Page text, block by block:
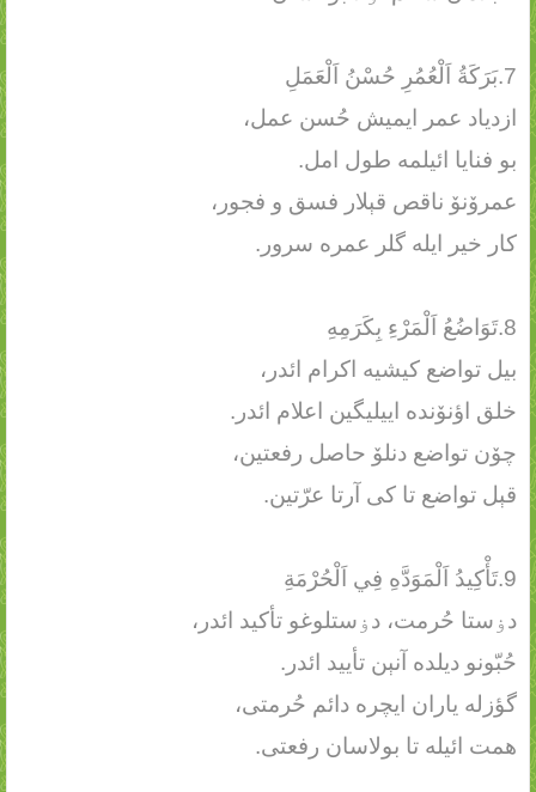
7.بَرَكَةُ اَلْعُمُرِ حُسْنُ اَلْعَمَلِ
ازدیاد عمر ایمیش حُسن عمل،
بو فنایا ائیلمه طول امل.
عمرۆنۆ ناقص قېلار فسق و فجور،
کار خیر ایله گلر عمره سرور.
8.تَوَاضُعُ اَلْمَرْءِ بِكَرَمِهِ
بیل تواضع کیشیه اکرام ائدر،
خلق اؤنۆنده اییلیگین اعلام ائدر.
چۆن تواضع دنلۆ حاصل رفعتین،
قېل تواضع تا کی آرتا عرّتین.
9.تَأْكِيدُ اَلْمَوَدَّهِ فِي اَلْحُرْمَةِ
دۏستا حُرمت، دۏستلوغو تأکید ائدر،
حُبّونو دیلده آنېن تأیید ائدر.
گؤزله یاران ایچره دائم حُرمتی،
همت ائیله تا بولاسان رفعتی.